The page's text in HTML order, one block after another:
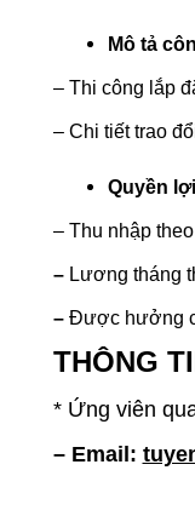
Mô tả
– Thi công lắp
– Chi tiết trao
Quyền lợi
– Thu nhập
– Lương tháng
–Được hưởng
THÔNG
* Ứng viên
– Email: